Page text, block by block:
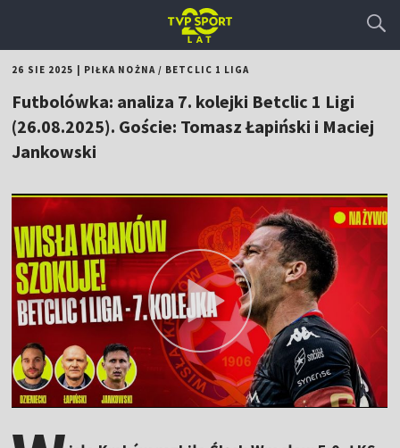
26 SIE 2025 PIŁKA NOŻNA/ BETCLIC 1 LIGA
Futbolówka: analiza 7. kolejki Betclic 1 Ligi
(26.08.2025). Goście: Tomasz Łapiński i Maciej
Jankowski